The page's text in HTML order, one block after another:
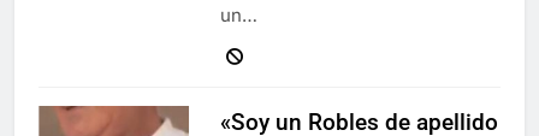
un…
«Soy un Robles de apellido